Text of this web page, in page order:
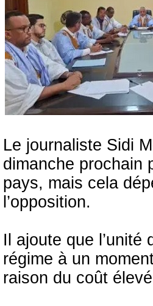
Le journaliste Sidi
dimanche prochain
pays, mais cela
l’opposition.
Il ajoute que l’unité
régime à un
raison du coût